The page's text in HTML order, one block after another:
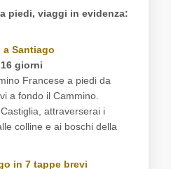
piedi, viaggi in evidenza:
a Santiago
giorni
Francese a piedi da
a fondo il Cammino.
attraverserai i
colline e ai boschi della
in 7 tappe brevi